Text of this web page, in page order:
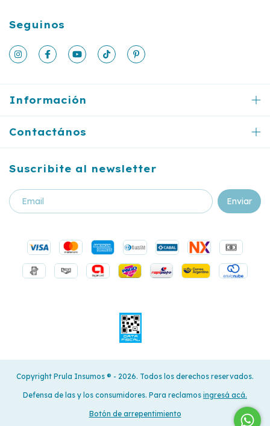
Seguinos
Información
Contactános
Suscribite al newsletter
Copyright Prula Insumos ®️ - 2026. Todos los derechos reservados.
Defensa de las y los consumidores. Para reclamos ingresá acá.
Botón de arrepentimiento